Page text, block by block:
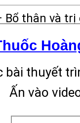
Bổ thận và trị
Sản phẩm
+ Mỗi ngày
+ Nên sử
bài thuyết
Ấn vào